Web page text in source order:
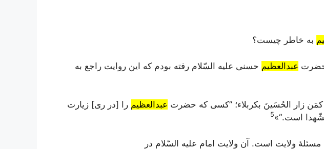
به خاطر چیست؟
عبدالعظیم حسنی علیه السّلام رفته بودم که این روایت راجع به
زار الحُسَینَ بکربلاء؛ ”کسی که حضرت عبدالعظیم را [در ری] زیارت
است.“»5
ولایت است. آن ولایت امام علیه السّلام در